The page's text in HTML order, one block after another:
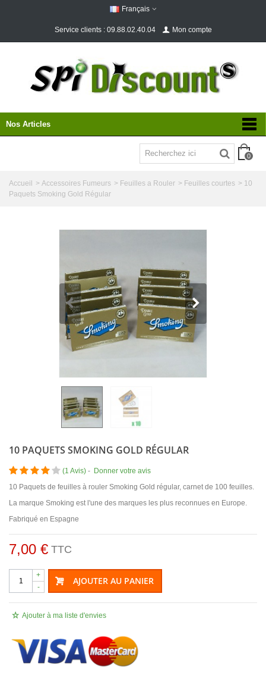
Français
Service clients : 09.88.02.40.04 Mon compte
Nos Articles
0
Accueil > Accessoires Fumeurs > Feuilles a Rouler > Feuilles courtes > 10
Paquets Smoking Gold Régular
10 PAQUETS SMOKING GOLD RÉGULAR
(1 Avis) - Donner votre avis
10 Paquets de feuilles à rouler Smoking Gold régular, carnet de 100 feuilles.
La marque Smoking est l'une des marques les plus reconnues en Europe.
Fabriqué en Espagne
7,00 € TTC
-
+ AJOUTER AU PANIER
Ajouter à ma liste d'envies